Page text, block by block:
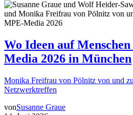
Wo Ideen auf
Media 2026 in München
Monika Freifrau von Pölnitz von und
Netzwerktreffen
vonSusanne Graue